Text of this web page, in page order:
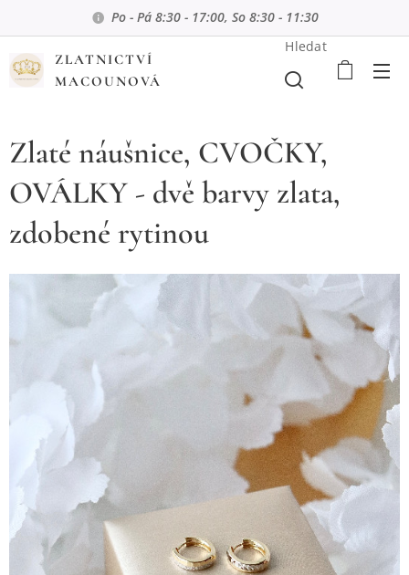
Po - Pá 8:30 - 17:00, So 8:30 - 11:30
ZLATNICTVÍ
MACOUNOVÁ
Hledat
Zlaté náušnice, CVOČKY,
OVÁLKY - dvě barvy zlata,
zdobené rytinou